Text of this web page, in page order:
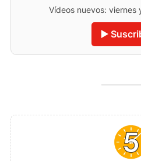
Vídeos nuevos: viernes
▶️